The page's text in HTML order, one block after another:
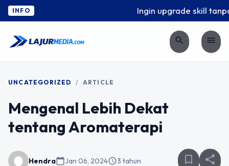
INFO Ingin upgrade skill
search menu
UNCATEGORIZED / ARTICLE
Mengenal Lebih Dekat
tentang Aromaterapi
Hendracalendar_todayJan 06, 2024schedule3 tahun bookmark_border share